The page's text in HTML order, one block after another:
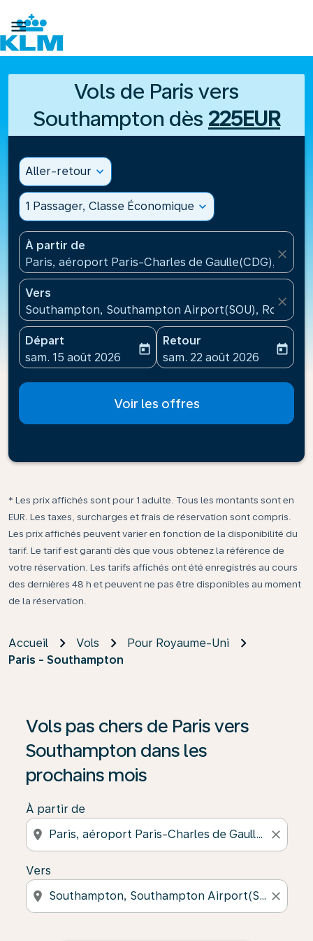

Vols de Paris vers
Southampton dès 225EUR
Aller-retour expand_more
1 Passager, Classe Économique expand_more
À partir de
Paris, aéroport Paris-Charles de Gaulle(CDG),
close
Vers
Southampton, Southampton Airport(SOU),
close
Départ
fc-booking-departure-date-aria-label
sam. 15 août 2026
today
Retour
fc-booking-return-date-
sam. 22 août 2026
today
Voir les offres
* Les prix affichés sont pour 1 adulte. Tous les montants sont en
EUR. Les taxes, surcharges et frais de réservation sont compris.
Les prix affichés peuvent varier en fonction de la disponibilité du
tarif. Le tarif est garanti dès que vous obtenez la référence de
votre réservation. Les tarifs affichés ont été enregistrés au cours
des dernières 48 h et peuvent ne pas être disponibles au moment
de la réservation.
Accueil Vols
Pour Royaume-Uni
Paris - Southampton
Vols pas chers de Paris vers
Southampton dans les
prochains mois
À partir de
location_on close
Vers
location_on close